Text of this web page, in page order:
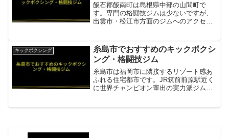
飯石郡飯南町は島根県中部の山間町で
す。専門の格闘技ジムは少ないですが、
出雲市・松江市方面のジムへのアクセス
キックボクシングが学べる項目内容所在
地／最寄駅出雲市...
キックボクシング
糸島市でおすすめのキックボクシ
ング・格闘技ジム
糸島市は福岡市に隣接するリゾート感あ
ふれる住宅都市です。JR筑前前原駅近く
に世界チャンピオン輩出の実力派ジムが